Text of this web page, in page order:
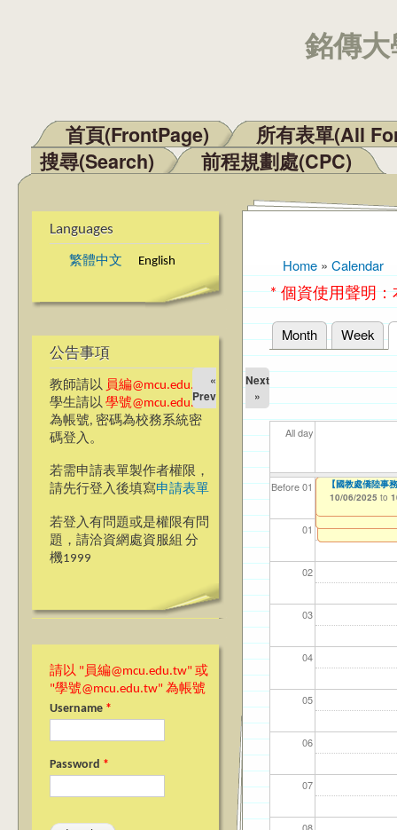
銘傳
Main menu
首頁(FrontPage)
所有表單(All
搜尋(Search)
前程規劃處(CPC)
Languages
繁體中文 English
公告事項
教師請以 員編@mcu.edu.tw
學生請以 學號@mcu.edu.tw
為帳號, 密碼為校務系統密
碼登入。
若需申請表單製作者權限，
請先行登入後填寫申請表單
若登入有問題或是權限有問
題，請洽資網處資服組 分
機1999
請以 "員編@mcu.edu.tw" 或
"學號@mcu.edu.tw" 為帳號
Username *
Password *
You are here
Home » Calendar
* 個資使用聲明
Primary tabs
Month Week
«
Prev
Next
»
All day
Before 01
01
02
03
04
05
06
07
【資網處】
整合系統～表單
【財務處】工讀
11/12/2021 to
【財務處】漏打
錄
114學年度前程
表(服務學習教師
114學年度前程
回饋表(服務學習
114
03/
【學
07/
114
09/
商品
11/
教務
11/
114
02/
【財
08/
高中
09/
【高教深耕計
Application-
【高教深耕計
Program
【高教深耕計
Encourage
【國教處僑陸事
10/06/2025 to